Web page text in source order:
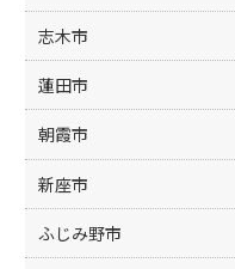
志木市
蓮田市
朝霞市
新座市
ふじみ野市